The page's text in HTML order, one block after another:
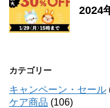
2024
カテゴリー
キャンペーン・セール
ケア商品 (106)